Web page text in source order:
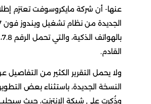
أن شركة مايكروسوفت تعتزم إطلاق النسخة
الجديدة من نظام تشغيل ويندوز فون 7 الخاصة
بالهواتف الذكية، والتي تحمل الرقم 7.8، الأربعاء
التقرير الكثير من التفاصيل عن محتويات
الجديدة، باستثناء بعض التطويرات التي سبق
على شبكة الإنترنت، حيث سيجلب التحديث